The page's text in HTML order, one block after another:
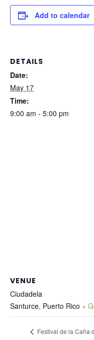
Add to calendar
DETAILS
Date:
May 17
Time:
9:00 am - 5:00 pm
VENUE
Ciudadela
Santurce, Puerto Rico +
Festival de la Caña